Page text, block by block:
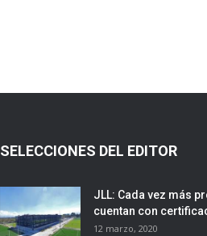
SELECCIONES DEL EDITOR
JLL: Cada vez más
cuentan con
12 marzo, 2020